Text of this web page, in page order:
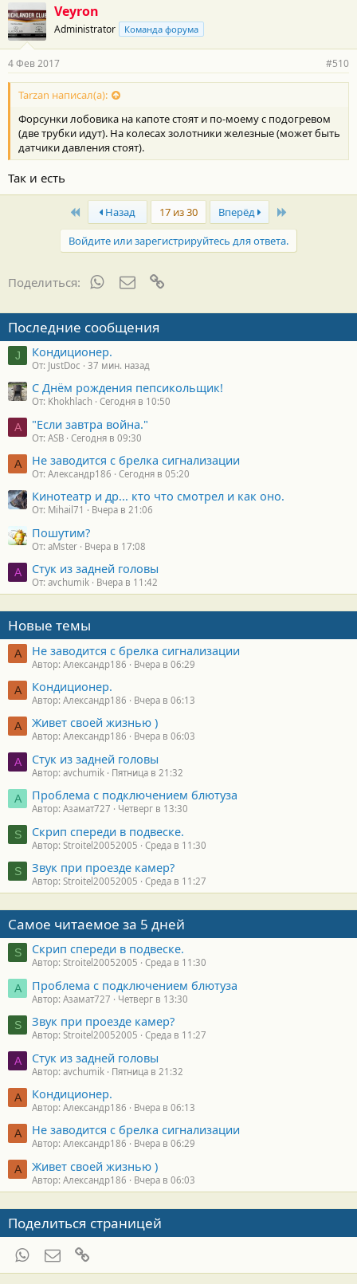
д
а
р
о
с
т
:
Veyron
Administrator Команда форума
4 Фев 2017 #510
Tarzan написал(а):
Форсунки лобовика на капоте стоят и по-моему с подогревом
(две трубки идут). На колесах золотники железные (может быть
датчики давления стоят).
Так и есть
First Назад 17 из 30 Вперёд
Войдите или зарегистрируйтесь для ответа.
Поделиться: WhatsAppЭлектронная почта
Последние сообщения
J Кондиционер.
От: JustDoc 37 мин. назад
С Днём рождения пепсикольщик!
От: Khokhlach Сегодня в 10:50
A "Если завтра война."
От: ASB Сегодня в 09:30
А Не заводится с брелка сигнализации
От: Александр186 Сегодня в 05:20
Кинотеатр и др... кто что смотрел и как оно.
От: Mihail71 Вчера в 21:06
Пошутим?
От: aMster Вчера в 17:08
A Стук из задней головы
От: avchumik Вчера в 11:42
Новые темы
А Не заводится с брелка сигнализации
Автор: Александр186 Вчера в 06:29
А Кондиционер.
Автор: Александр186 Вчера в 06:13
А Живет своей жизнью )
Автор: Александр186 Вчера в 06:03
A Стук из задней головы
Автор: avchumik Пятница в 21:32
А Проблема с подключением блютуза
Автор: Азамат727 Четверг в 13:30
S Скрип спереди в подвеске.
Автор: Stroitel20052005 Среда в 11:30
S Звук при проезде камер?
Автор: Stroitel20052005 Среда в 11:27
Самое читаемое за 5 дней
S Скрип спереди в подвеске.
Автор: Stroitel20052005 Среда в 11:30
А Проблема с подключением блютуза
Автор: Азамат727 Четверг в 13:30
S Звук при проезде камер?
Автор: Stroitel20052005 Среда в 11:27
A Стук из задней головы
Автор: avchumik Пятница в 21:32
А Кондиционер.
Автор: Александр186 Вчера в 06:13
А Не заводится с брелка сигнализации
Автор: Александр186 Вчера в 06:29
А Живет своей жизнью )
Автор: Александр186 Вчера в 06:03
Поделиться страницей
WhatsAppЭлектронная почта